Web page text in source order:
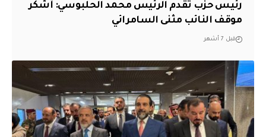
رئيس حزب تقدم الرئيس محمد الحلبوسي: أشكر
موقف النائب مثنى السامرائي
قبل 7 أشهر